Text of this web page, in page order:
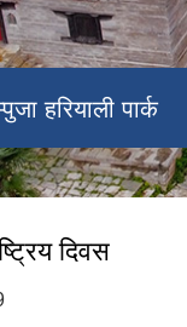
हरियाली पार्क
दिवस